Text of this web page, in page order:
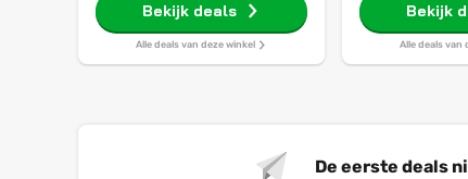
Bekijk deals
Alle deals van deze winkel
Bekijk
Alle deals van
De eerste deals